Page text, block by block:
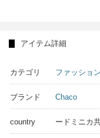
アイテム詳細
カテゴリ ファッション
ブランド Chaco
country ードミニカ